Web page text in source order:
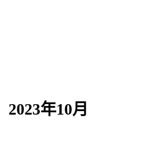
2023年10月